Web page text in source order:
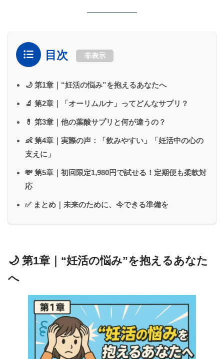
目次 非表示
🌙 第1章｜“妊活の悩み”を抱えるあなたへ
🔬 第2章｜「オーリムルナ」ってどんなサプリ？
💊 第3章｜他の葉酸サプリと何が違うの？
👶 第4章｜実際の声：「飲みやすい」「妊活中の心の
支えに」
💸 第5章｜初回限定1,980円で試せる！定期便も柔軟対
応
✅ まとめ｜未来のために、今できる準備を
🌙 第1章｜“妊活の悩み”を抱えるあなた
へ